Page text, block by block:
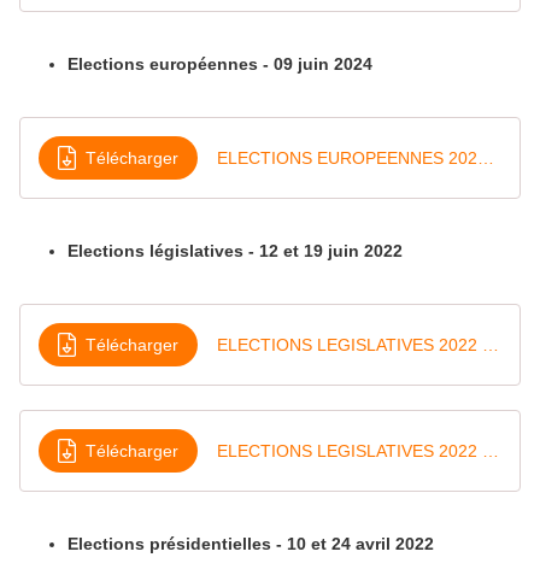
Elections européennes - 09 juin 2024
Télécharger
Elections législatives - 12 et 19 juin 2022
Télécharger
Télécharger
Elections présidentielles - 10 et 24 avril 2022